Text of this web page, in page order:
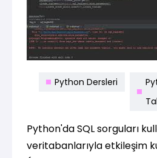
Python Dersleri
Python'da SQL sorguları
veritabanlarıyla etkileşim